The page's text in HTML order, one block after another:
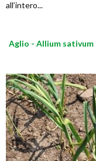
all’intero...
Aglio - Allium sativum